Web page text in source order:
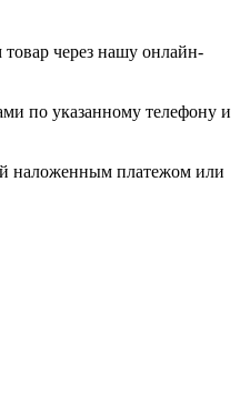
через нашу онлайн-
по указанному телефону и
наложенным платежом или